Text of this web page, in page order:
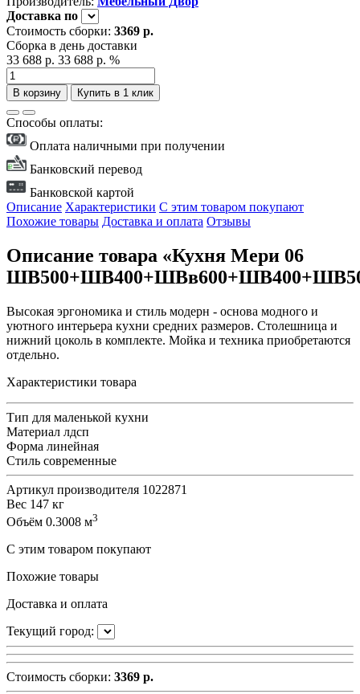
Доставка по
Стоимость сборки: 3369 р.
Сборка в день доставки
33 688 р. 33 688 р. %
В корзину Купить в 1 клик
Способы оплаты:
Оплата наличными при получении
Банковский перевод
Банковской картой
Описание Характеристики С этим товаром покупают
Похожие товары Доставка и оплата Отзывы
Описание товара «Кухня Мери 06
Высокая эргономика и стиль модерн - основа модного и
уютного интерьера кухни средних размеров. Столешница и
нижний цоколь в комплекте. Мойка и техника приобретаются
отдельно.
Характеристики товара
Тип для маленькой кухни
Материал лдсп
Форма линейная
Стиль современные
Артикул производителя 1022871
Вес 147 кг
Объём 0.3008 м3
С этим товаром покупают
Похожие товары
Доставка и оплата
Текущий город:
Стоимость сборки: 3369 р.